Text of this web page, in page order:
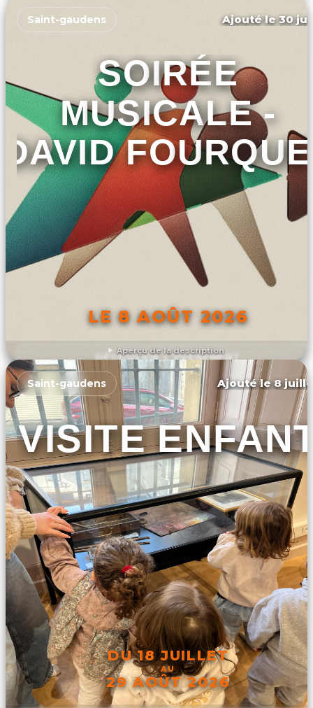
Aperçu de la description
Saint-gaudens Ajouté le 30
SOIRÉE
MUSICALE -
DAVID
LE 8 AOÛT 2026
DÉCOUVRIR L'ÉVÉNEMENT
Saint-gaudens Ajouté le 8
VISITE
DU 18 JUILLET
AU
29 AOÛT 2026